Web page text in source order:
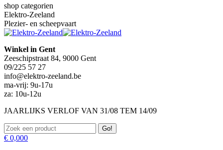
shop categorien
Elektro-Zeeland
Plezier- en scheepvaart
Winkel in Gent
Zeeschipstraat 84, 9000 Gent
09/225 57 27
info@elektro-zeeland.be
ma-vrij: 9u-17u
za: 10u-12u
JAARLIJKS VERLOF VAN 31/08 TEM 14/09
Zoeken:
€ 0,000